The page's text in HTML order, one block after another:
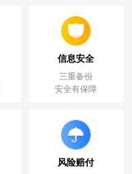
信息安全
三重备份
安全有保障
风险赔付